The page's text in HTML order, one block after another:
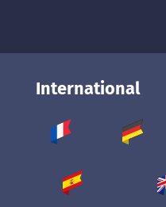
International